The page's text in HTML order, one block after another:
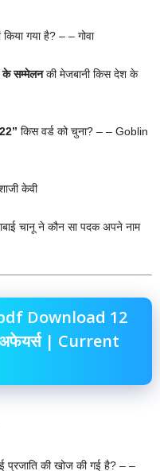
गया है? – – गोवा
के सम्मेलनकी मेजबानी किस देश के
किस वर्ड को चुना? – – Goblin
केवी
चानू ने कौन सा पदक अपने नाम
Download 12
| Current
प्रजाति की खोज की गई है? – –